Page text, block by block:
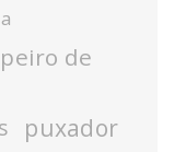
de
puxador